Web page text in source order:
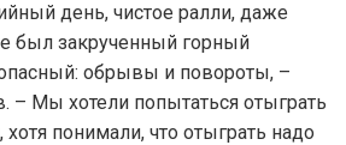
день, чистое ралли, даже
был закрученный горный
обрывы и повороты, –
– Мы хотели попытаться отыграть
понимали, что отыграть надо